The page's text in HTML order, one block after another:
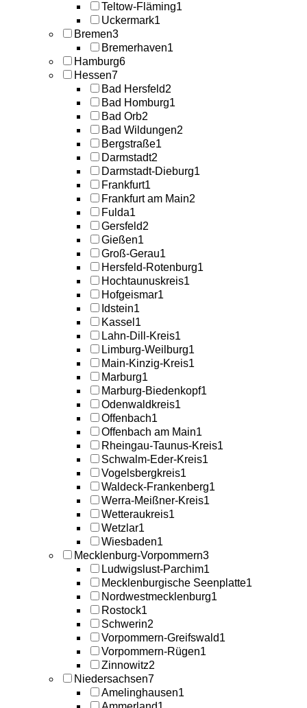
Teltow-Fläming1
Uckermark1
Bremen3
Bremerhaven1
Hamburg6
Hessen7
Bad Hersfeld2
Bad Homburg1
Bad Orb2
Bad Wildungen2
Bergstraße1
Darmstadt2
Darmstadt-Dieburg1
Frankfurt1
Frankfurt am Main2
Fulda1
Gersfeld2
Gießen1
Groß-Gerau1
Hersfeld-Rotenburg1
Hochtaunuskreis1
Hofgeismar1
Idstein1
Kassel 1
Lahn-Dill-Kreis1
Limburg-Weilburg1
Main-Kinzig-Kreis1
Marburg1
Marburg-Biedenkopf1
Odenwaldkreis1
Offenbach1
Offenbach am Main1
Rheingau-Taunus-Kreis1
Schwalm-Eder-Kreis1
Vogelsbergkreis1
Waldeck-Frankenberg1
Werra-Meißner-Kreis1
Wetteraukreis1
Wetzlar1
Wiesbaden1
Mecklenburg-Vorpommern3
Ludwigslust-Parchim1
Mecklenburgische Seenplatte1
Nordwestmecklenburg1
Rostock1
Schwerin2
Vorpommern-Greifswald1
Vorpommern-Rügen1
Zinnowitz2
Niedersachsen7
Amelinghausen1